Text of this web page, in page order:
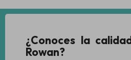
¿Conoces la
Rowan?